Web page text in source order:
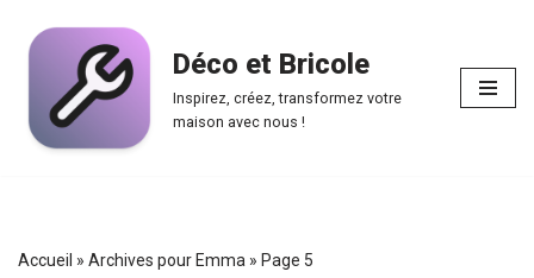
contenu
Déco et Bricole
Inspirez, créez, transformez votre
maison avec nous !
Accueil » Archives pour Emma » Page 5